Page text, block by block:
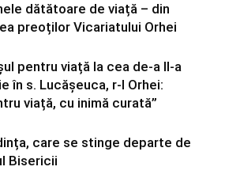
dătătoare de viață – din
preoților Vicariatului Orhei
pentru viață la cea de-a II-a
în s. Lucășeuca, r-l Orhei:
viață, cu inimă curată”
care se stinge departe de
Bisericii